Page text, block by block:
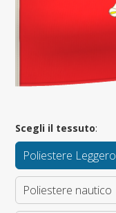
Scegli il tessuto:
Poliestere Leggero
Poliestere nautico